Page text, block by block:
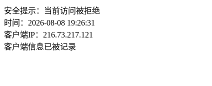
安全提示：当前访问被拒绝
时间：2026-08-08 19:26:31
客户端IP：216.73.217.121
客户端信息已被记录